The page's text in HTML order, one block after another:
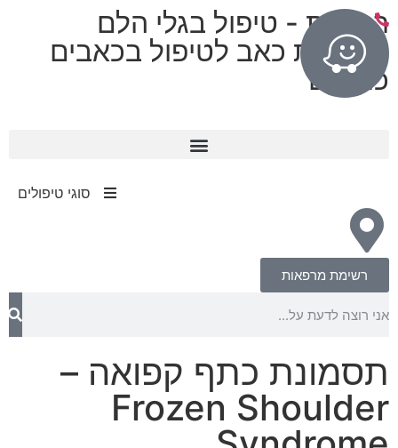
רפואות - טיפול בגלי הלם
מרפאות כאב לטיפול בכאבים
כרוניים
סוגי טיפולים
רשימת מרפאות
תסמונת כתף קפואה –
Frozen Shoulder